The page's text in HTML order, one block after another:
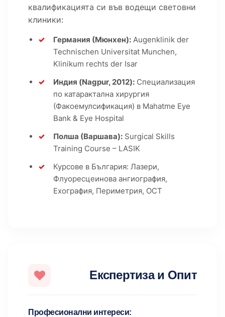
квалификацията си във водещи световни
клиники:
Германия (Мюнхен):Augenklinik der
Technischen Universitat Munchen,
Klinikum rechts der Isar
Индия (Nagpur, 2012):Специализация
по катарактална хирургия
(Факоемулсификация) в Mahatme Eye
Bank & Eye Hospital
Полша (Варшава):Surgical Skills
Training Course – LASIK
Курсове в България: Лазери,
Флуоресцеинова ангиография,
Ехография, Периметрия, ОСТ
Експертиза и Опит
Професионални интереси: